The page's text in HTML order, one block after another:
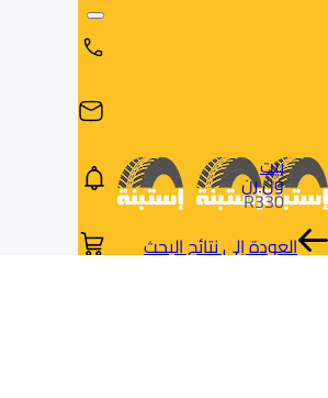
بيت
ون رن
R330
العودة إلى نتائج البحث